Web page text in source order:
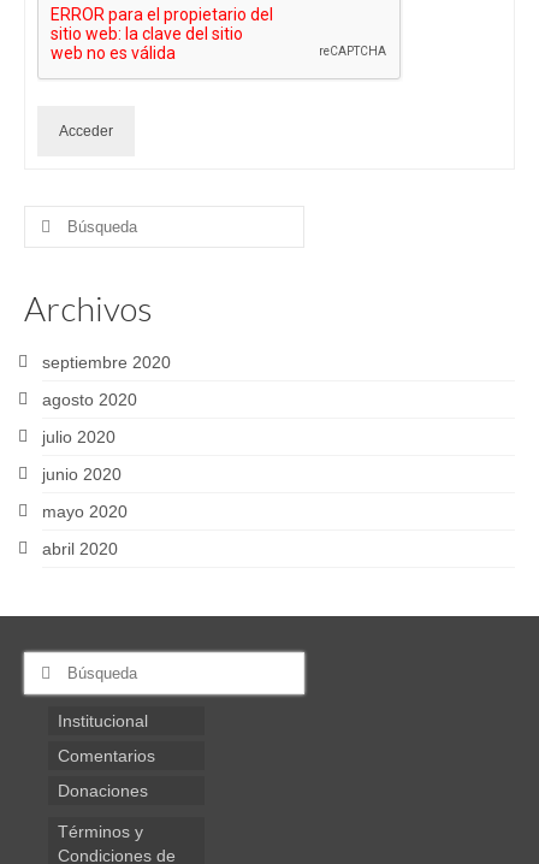
Acceder
Buscar
Archivos
septiembre 2020
agosto 2020
julio 2020
junio 2020
mayo 2020
abril 2020
Buscar
Institucional
Comentarios
Donaciones
Términos y
Condiciones de